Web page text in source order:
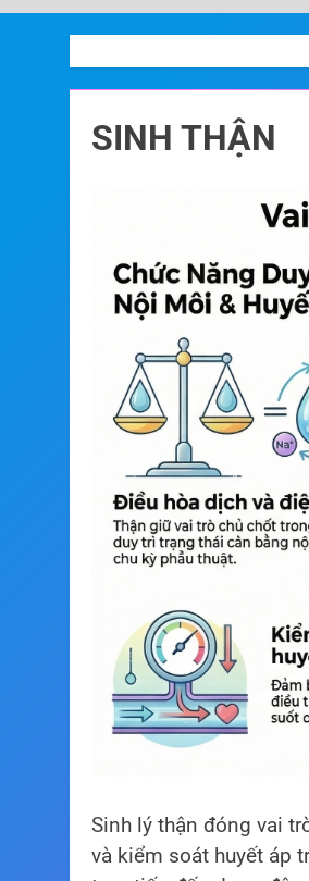
SINH THẬN
Sinh lý thận đóng vai
và kiểm soát huyết áp